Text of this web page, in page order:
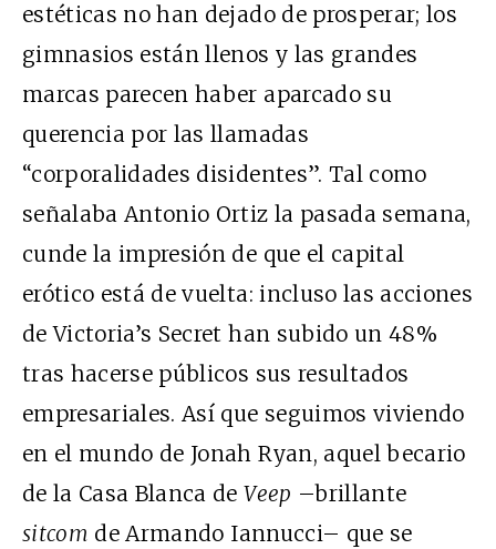
estéticas no han dejado de prosperar; los
gimnasios están llenos y las grandes
marcas parecen haber aparcado su
querencia por las llamadas
“corporalidades disidentes”. Tal como
señalaba Antonio Ortiz la pasada semana,
cunde la impresión de que el capital
erótico está de vuelta: incluso las acciones
de Victoria’s Secret han subido un 48%
tras hacerse públicos sus resultados
empresariales. Así que seguimos viviendo
en el mundo de Jonah Ryan, aquel becario
de la Casa Blanca deVeep –brillante
sitcom de Armando Iannucci– que se